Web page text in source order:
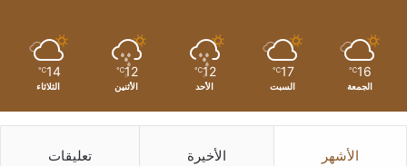
16
℃
الجمعة
17
℃
السبت
12
℃
الأحد
12
℃
الأثنين
14
℃
الثلاثاء
الأشهر الأخيرة تعليقات